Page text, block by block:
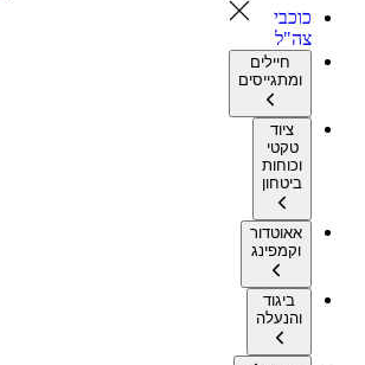
כוכבי
צה"ל
חיילים
ומתגייסים
ציוד
טקטי
וכוחות
ביטחון
אאוטדור
וקמפינג
ביגוד
והנעלה